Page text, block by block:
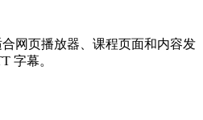
网页播放器、课程页面和内容发
字幕。